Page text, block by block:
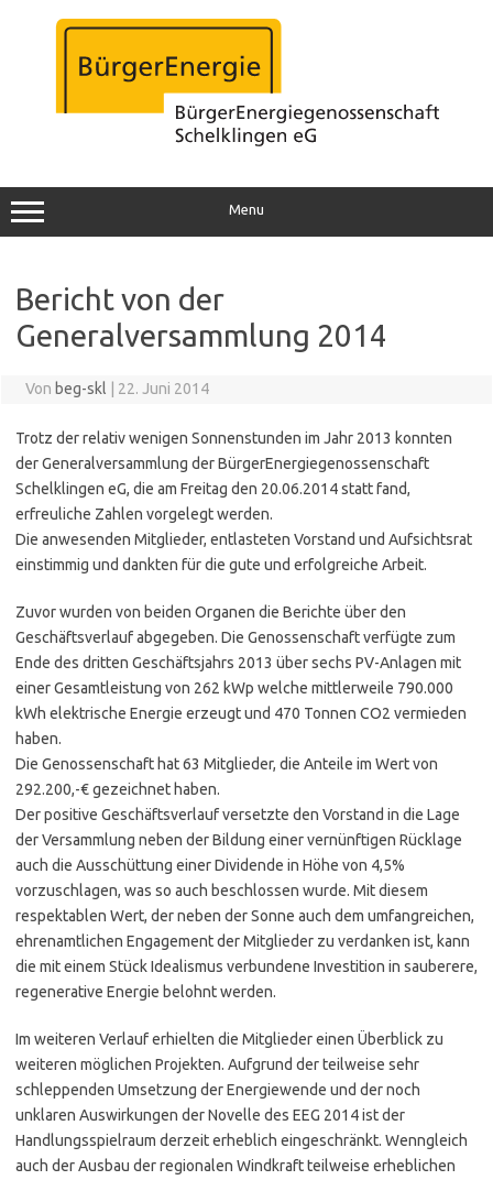
Menu
Bericht von der
Generalversammlung 2014
Von beg-skl 22. Juni 2014
Trotz der relativ wenigen Sonnenstunden im Jahr 2013 konnten
der Generalversammlung der BürgerEnergiegenossenschaft
Schelklingen eG, die am Freitag den 20.06.2014 statt fand,
erfreuliche Zahlen vorgelegt werden.
Die anwesenden Mitglieder, entlasteten Vorstand und Aufsichtsrat
einstimmig und dankten für die gute und erfolgreiche Arbeit.
Zuvor wurden von beiden Organen die Berichte über den
Geschäftsverlauf abgegeben. Die Genossenschaft verfügte zum
Ende des dritten Geschäftsjahrs 2013 über sechs PV-Anlagen mit
einer Gesamtleistung von 262 kWp welche mittlerweile 790.000
kWh elektrische Energie erzeugt und 470 Tonnen CO2 vermieden
haben.
Die Genossenschaft hat 63 Mitglieder, die Anteile im Wert von
292.200,-€ gezeichnet haben.
Der positive Geschäftsverlauf versetzte den Vorstand in die Lage
der Versammlung neben der Bildung einer vernünftigen Rücklage
auch die Ausschüttung einer Dividende in Höhe von 4,5%
vorzuschlagen, was so auch beschlossen wurde. Mit diesem
respektablen Wert, der neben der Sonne auch dem umfangreichen,
ehrenamtlichen Engagement der Mitglieder zu verdanken ist, kann
die mit einem Stück Idealismus verbundene Investition in sauberere,
regenerative Energie belohnt werden.
Im weiteren Verlauf erhielten die Mitglieder einen Überblick zu
weiteren möglichen Projekten. Aufgrund der teilweise sehr
schleppenden Umsetzung der Energiewende und der noch
unklaren Auswirkungen der Novelle des EEG 2014 ist der
Handlungsspielraum derzeit erheblich eingeschränkt. Wenngleich
auch der Ausbau der regionalen Windkraft teilweise erheblichen